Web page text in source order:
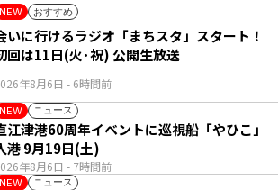
NEW おすすめ
年8月6日 - 6時間前
いに行けるラジオ「まちスタ」スタート！
回は11日(火･祝) 公開生放送
NEW ニュース
年8月6日 - 7時間前
江津港60周年イベントに巡視船「やひこ」
入港 9月19日(土)
NEW ニュース